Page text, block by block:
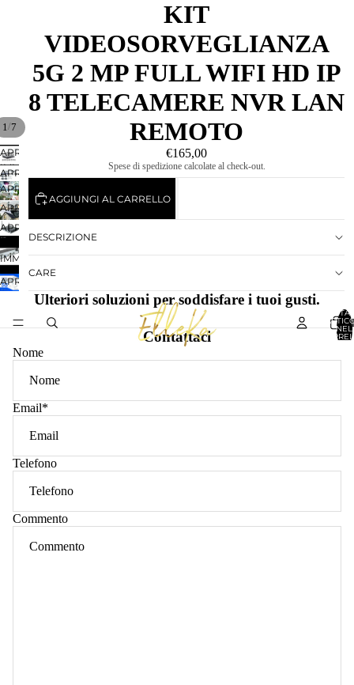
NEL
1/7
APRI
IMMAGINE
A
SCHERMO
INTERO
APRI
IMMAGINE
A
SCHERMO
INTERO
APRI
IMMAGINE
A
SCHERMO
INTERO
APRI
IMMAGINE
A
SCHERMO
INTERO
APRI
IMMAGINE
A
SCHERMO
INTERO
IMMAGINE
A
SCHERMO
INTERO
APRI
IMMAGINE
SCHERMO
KIT
VIDEOSORVEGLIANZA
5G 2 MP FULL WIFI HD IP
8 TELECAMERE NVR LAN
REMOTO
€165,00
Spese di spedizione calcolate al check-out.
AGGIUNGI AL CARRELLO
DESCRIZIONE
CARE
Ulteriori soluzioni per soddisfare i tuoi gusti.
Contattaci
Nome
Email*
Telefono
Commento